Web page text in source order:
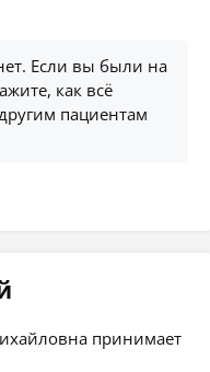
Если вы были на
как всё
пациентам
принимает